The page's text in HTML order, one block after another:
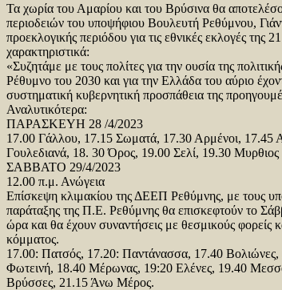
Τα χωρία του Αμαρίου και του Βρύσινα θα
περιοδειών του υποψήφιου Βουλευτή Ρεθύμνου,
προεκλογικής περιόδου για τις εθνικές εκλογές
χαρακτηριστικά:
«Συζητάμε με τους πολίτες για την ουσία της
Ρέθυμνο του 2030 και για την Ελλάδα του αύριο
συστηματική κυβερνητική προσπάθεια της
Αναλυτικότερα:
ΠΑΡΑΣΚΕΥΗ 28 /4/2023
17.00 Γάλλου, 17.15 Σωματά, 17.30 Αρμένοι, 17.45
Γουλεδιανά, 18. 30 Όρος, 19.00 Σελί, 19.30 Μυρθιος
ΣΑΒΒΑΤΟ 29/4/2023
12.00 π.μ. Ανώγεια
Επίσκεψη κλιμακίου της ΔΕΕΠ Ρεθύμνης, με τους
παράταξης της Π.Ε. Ρεθύμνης θα επισκεφτούν το
ώρα και θα έχουν συναντήσεις με θεσμικούς φορείς
κόμματος.
17.00: Πατσός, 17.20: Παντάνασσα, 17.40
Φωτεινή, 18.40 Μέρωνας, 19:20 Ελένες, 19.40
Βρύσσες, 21.15 Άνω Μέρος.